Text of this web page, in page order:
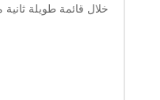
خلال قائمة طويلة